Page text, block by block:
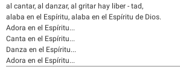
al cantar, al danzar, al gritar hay liber - tad,
alaba en el Espíritu, alaba en el Espíritu de Dios.
Adora en el Espíritu...
Canta en el Espíritu...
Danza en el Espíritu...
Adora en el Espíritu...